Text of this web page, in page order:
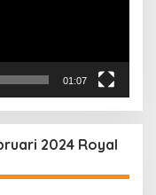
01:07
2024 Royal